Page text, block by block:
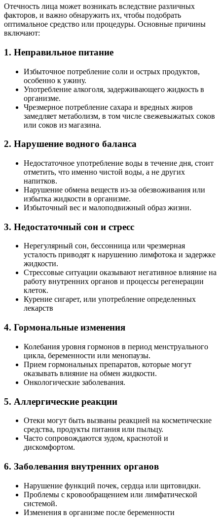
Отечность лица может возникать вследствие различных
факторов, и важно обнаружить их, чтобы подобрать
оптимальное средство или процедуры. Основные причины
включают:
1. Неправильное питание
Избыточное потребление соли и острых продуктов,
особенно к ужину.
Употребление алкоголя, задерживающего жидкость в
организме.
Чрезмерное потребление сахара и вредных жиров
замедляет метаболизм, в том числе свежевыжатых соков
или соков из магазина.
2. Нарушение водного баланса
Недостаточное употребление воды в течение дня, стоит
отметить, что именно чистой воды, а не других
напитков.
Нарушение обмена веществ из-за обезвоживания или
избытка жидкости в организме.
Избыточный вес и малоподвижный образ жизни.
3. Недостаточный сон и стресс
Нерегулярный сон, бессонница или чрезмерная
усталость приводят к нарушению лимфотока и задержке
жидкости.
Стрессовые ситуации оказывают негативное влияние на
работу внутренних органов и процессы регенерации
клеток.
Курение сигарет, или употребление определенных
лекарств
4. Гормональные изменения
Колебания уровня гормонов в период менструального
цикла, беременности или менопаузы.
Прием гормональных препаратов, которые могут
оказывать влияние на обмен жидкости.
Онкологические заболевания.
5. Аллергические реакции
Отеки могут быть вызваны реакцией на косметические
средства, продукты питания или пыльцу.
Часто сопровождаются зудом, краснотой и
дискомфортом.
6. Заболевания внутренних органов
Нарушение функций почек, сердца или щитовидки.
Проблемы с кровообращением или лимфатической
системой.
Изменения в организме после беременности